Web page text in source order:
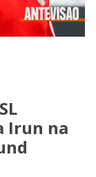
Irun na